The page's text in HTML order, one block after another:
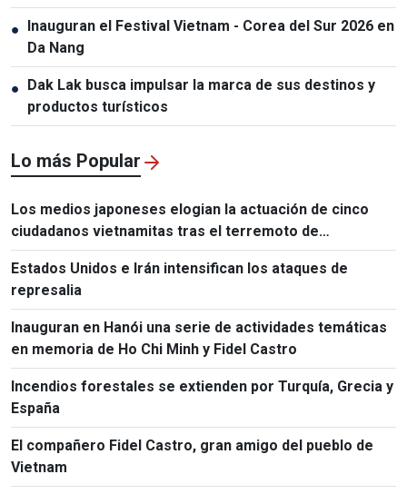
socios
● Inauguran el Festival Vietnam - Corea del Sur 2026 en
Da Nang
● Dak Lak busca impulsar la marca de sus destinos y
productos turísticos
Lo más Popular
Los medios japoneses elogian la actuación de cinco
ciudadanos vietnamitas tras el terremoto de
Kumamoto
Estados Unidos e Irán intensifican los ataques de
represalia
Inauguran en Hanói una serie de actividades temáticas
en memoria de Ho Chi Minh y Fidel Castro
Incendios forestales se extienden por Turquía, Grecia y
España
El compañero Fidel Castro, gran amigo del pueblo de
Vietnam